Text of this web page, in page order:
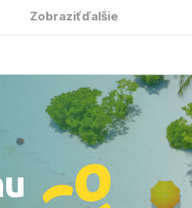
​Skvelé
čisté
pláž
Zobraziť ďalšie